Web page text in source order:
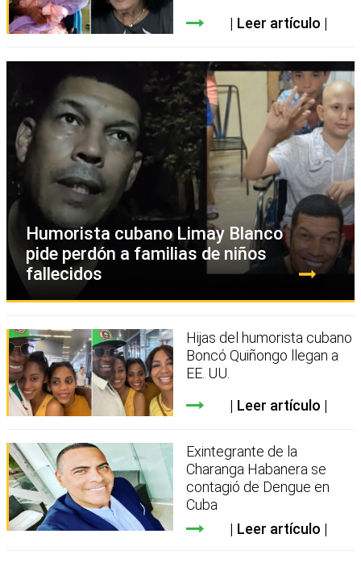
Leer artículo
Humorista cubano Limay Blanco
pide perdón a familias de niños
fallecidos
Hijas del humorista cubano
Boncó Quiñongo llegan a
EE. UU.
Leer artículo
Exintegrante de la
Charanga Habanera se
contagió de Dengue en
Cuba
Leer artículo